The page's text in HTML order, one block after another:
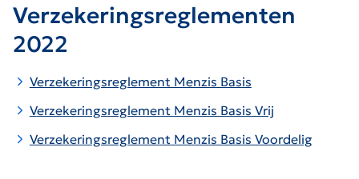
Verzekeringsreglementen
2022
Verzekeringsreglement Menzis Basis
Verzekeringsreglement Menzis Basis Vrij
Verzekeringsreglement Menzis Basis Voordelig